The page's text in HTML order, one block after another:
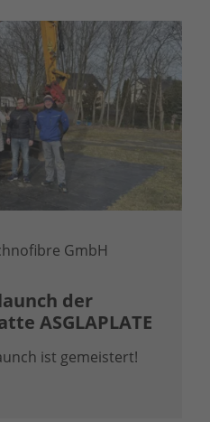
GmbH
der
ASGLAPLATE
ist gemeistert!